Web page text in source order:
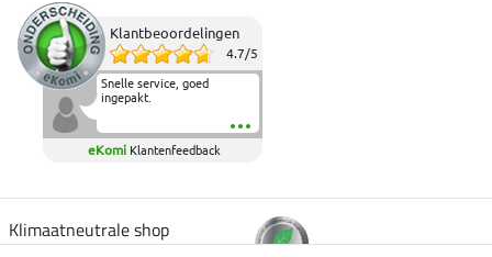
Klantbeoordelingen
4.7/5
Snelle service, goed
ingepakt.
eKomi Klantenfeedback
Klimaatneutrale shop